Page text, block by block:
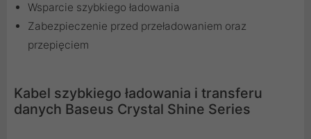
Wsparcie szybkiego ładowania
Zabezpieczenie przed przeładowaniem oraz
przepięciem
Kabel szybkiego ładowania i transferu
danych Baseus Crystal Shine Series